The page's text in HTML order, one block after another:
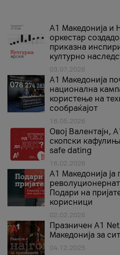
А1 Македонија и
оркестар
приказна
културно
03.07.2026
A1 Македонија
национална
користење на
сообраќајот
18.05.2026
Овој Валентајн,
скопски
safe dating
16.02.2026
А1 Македонија ја
Подари на
корисници
02.02.2026
Празничен A1
Македонија за
04.12.2025